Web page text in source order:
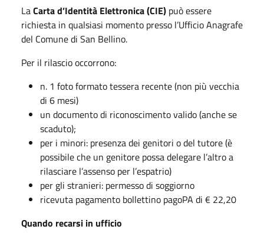
LaCarta d’Identità Elettronica (CIE) può essere
richiesta in qualsiasi momento presso l’Ufficio Anagrafe
del Comune di San Bellino.
Per il rilascio occorrono:
n. 1 foto formato tessera recente (non più vecchia
di 6 mesi)
un documento di riconoscimento valido (anche se
scaduto);
per i minori: presenza dei genitori o del tutore (è
possibile che un genitore possa delegare l’altro a
rilasciare l’assenso per l’espatrio)
per gli stranieri: permesso di soggiorno
ricevuta pagamento bollettino pagoPA di € 22,20
Quando recarsi in ufficio